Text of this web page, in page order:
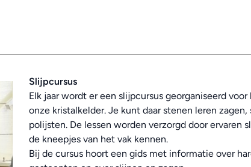
Slijpcursus
Elk jaar wordt er een slijpcursus georganiseerd voor
onze kristalkelder. Je kunt daar stenen leren zagen,
polijsten. De lessen worden verzorgd door ervaren
de kneepjes van het vak kennen.
Bij de cursus hoort een gids met informatie over